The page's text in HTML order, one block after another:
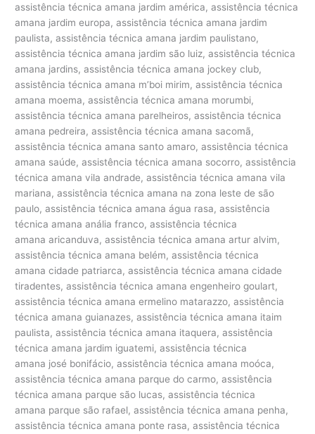
assistência técnica amana jardim américa, assistência técnica
amana jardim europa, assistência técnica amana jardim
paulista, assistência técnica amana jardim paulistano,
assistência técnica amana jardim são luiz, assistência técnica
amana jardins, assistência técnica amana jockey club,
assistência técnica amana m’boi mirim, assistência técnica
amana moema, assistência técnica amana morumbi,
assistência técnica amana parelheiros, assistência técnica
amana pedreira, assistência técnica amana sacomã,
assistência técnica amana santo amaro, assistência técnica
amana saúde, assistência técnica amana socorro, assistência
técnica amana vila andrade, assistência técnica amana vila
mariana, assistência técnica amana na zona leste de são
paulo, assistência técnica amana água rasa, assistência
técnica amana anália franco, assistência técnica
amana aricanduva, assistência técnica amana artur alvim,
assistência técnica amana belém, assistência técnica
amana cidade patriarca, assistência técnica amana cidade
tiradentes, assistência técnica amana engenheiro goulart,
assistência técnica amana ermelino matarazzo, assistência
técnica amana guianazes, assistência técnica amana itaim
paulista, assistência técnica amana itaquera, assistência
técnica amana jardim iguatemi, assistência técnica
amana josé bonifácio, assistência técnica amana moóca,
assistência técnica amana parque do carmo, assistência
técnica amana parque são lucas, assistência técnica
amana parque são rafael, assistência técnica amana penha,
assistência técnica amana ponte rasa, assistência técnica